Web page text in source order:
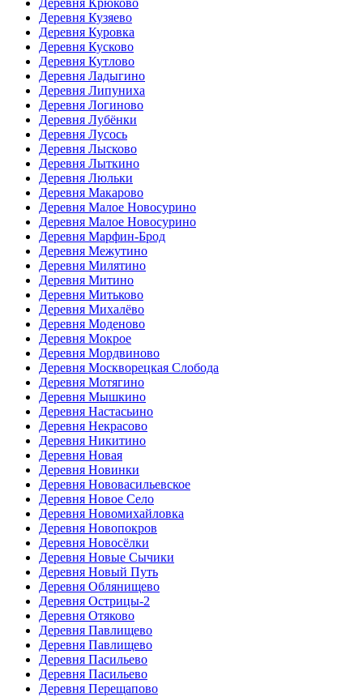
Деревня Крюково
Деревня Кузяево
Деревня Куровка
Деревня Кусково
Деревня Кутлово
Деревня Ладыгино
Деревня Липуниха
Деревня Логиново
Деревня Лубёнки
Деревня Лусось
Деревня Лысково
Деревня Лыткино
Деревня Люльки
Деревня Макарово
Деревня Малое Новосурино
Деревня Малое Новосурино
Деревня Марфин-Брод
Деревня Межутино
Деревня Милятино
Деревня Митино
Деревня Митьково
Деревня Михалёво
Деревня Моденово
Деревня Мокрое
Деревня Мордвиново
Деревня Москворецкая Слобода
Деревня Мотягино
Деревня Мышкино
Деревня Настасьино
Деревня Некрасово
Деревня Никитино
Деревня Новая
Деревня Новинки
Деревня Нововасильевское
Деревня Новое Село
Деревня Новомихайловка
Деревня Новопокров
Деревня Новосёлки
Деревня Новые Сычики
Деревня Новый Путь
Деревня Облянищево
Деревня Острицы-2
Деревня Отяково
Деревня Павлищево
Деревня Павлищево
Деревня Пасильево
Деревня Пасильево
Деревня Перещапово